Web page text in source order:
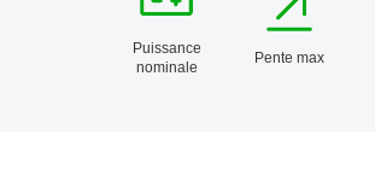
Puissance
nominale
Pente max